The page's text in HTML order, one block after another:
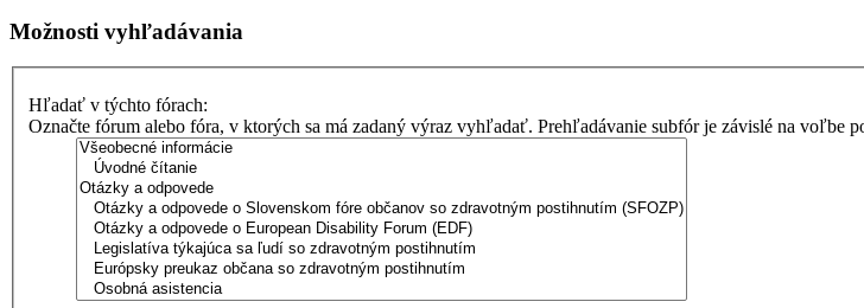
Možnosti vyhľadávania
Hľadať v týchto fórach:
Označte fórum alebo fóra, v ktorých sa má zadaný výraz vyhľadať. Prehľadávanie subfór je závislé na voľbe